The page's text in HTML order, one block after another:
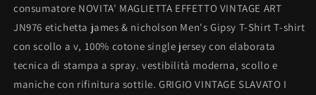
jersey
con
stampa
jersey
con
stampa
consumatore NOVITA' MAGLIETTA EFFETTO VINTAGE ART
JN976 etichetta james & nicholson Men's Gipsy T-Shirt T-shirt
con scollo a v, 100% cotone single jersey con elaborata
tecnica di stampa a spray. vestibilità moderna, scollo e
maniche con rifinitura sottile. GRIGIO VINTAGE SLAVATO I